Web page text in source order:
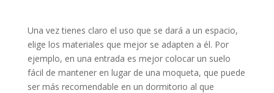
Una vez tienes claro el uso que se dará a un espacio,
elige los materiales que mejor se adapten a él. Por
ejemplo, en una entrada es mejor colocar un suelo
fácil de mantener en lugar de una moqueta, que puede
ser más recomendable en un dormitorio al que